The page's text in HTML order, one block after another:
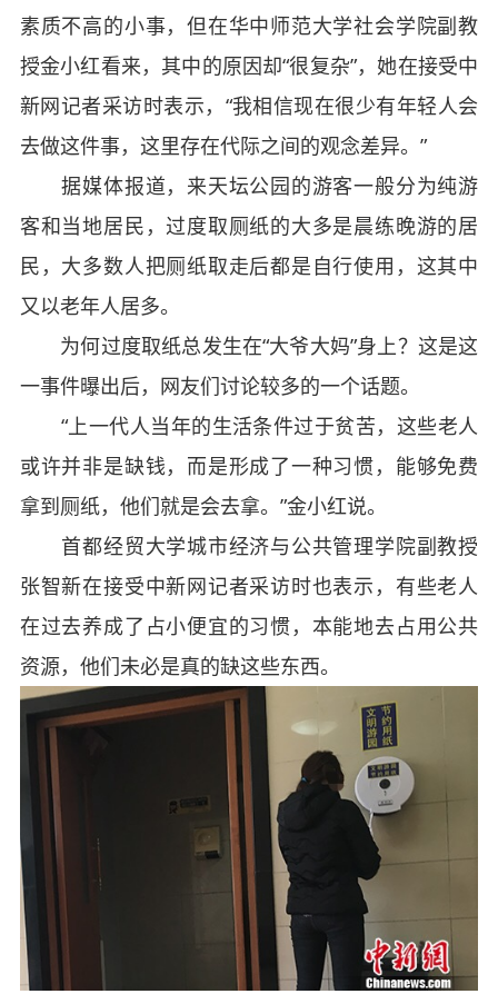
素质不高的小事，但在华中师范大学社会学院副教
授金小红看来，其中的原因却“很复杂”，她在接受中
新网记者采访时表示，“我相信现在很少有年轻人会
去做这件事，这里存在代际之间的观念差异。”
据媒体报道，来天坛公园的游客一般分为纯游
客和当地居民，过度取厕纸的大多是晨练晚游的居
民，大多数人把厕纸取走后都是自行使用，这其中
又以老年人居多。
为何过度取纸总发生在“大爷大妈”身上？这是这
一事件曝出后，网友们讨论较多的一个话题。
“上一代人当年的生活条件过于贫苦，这些老人
或许并非是缺钱，而是形成了一种习惯，能够免费
拿到厕纸，他们就是会去拿。”金小红说。
首都经贸大学城市经济与公共管理学院副教授
张智新在接受中新网记者采访时也表示，有些老人
在过去养成了占小便宜的习惯，本能地去占用公共
资源，他们未必是真的缺这些东西。